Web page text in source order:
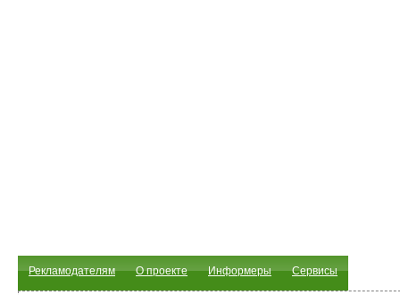
Рекламодателям О проекте Информеры Сервисы